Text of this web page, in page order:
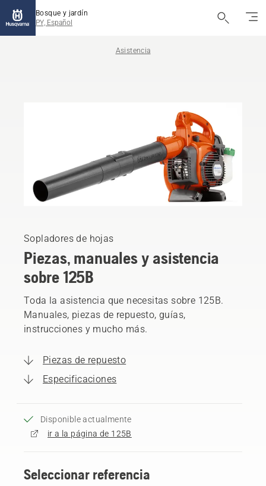
Bosque y jardín
PY, Español
Asistencia
Sopladores de hojas
Piezas, manuales y asistencia
sobre 125B
Toda la asistencia que necesitas sobre 125B.
Manuales, piezas de repuesto, guías,
instrucciones y mucho más.
Piezas de repuesto
Especificaciones
Disponible actualmente
ir a la página de 125B
Seleccionar referencia